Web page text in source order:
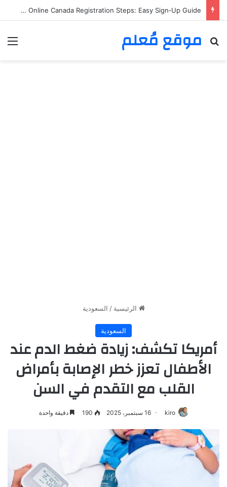
Casino Online Canada Registration Steps: Easy Sign‑Up Guide
موقع مُعلم
بحث عن
الرئيسية / السعودية
السعودية
أمريكا تكشف: زيادة ضغط الدم عند
الأطفال تعزز خطر الإصابة بأمراض
القلب مع التقدم في السن
kiro 16 سبتمبر، 2025 190 دقيقة واحدة